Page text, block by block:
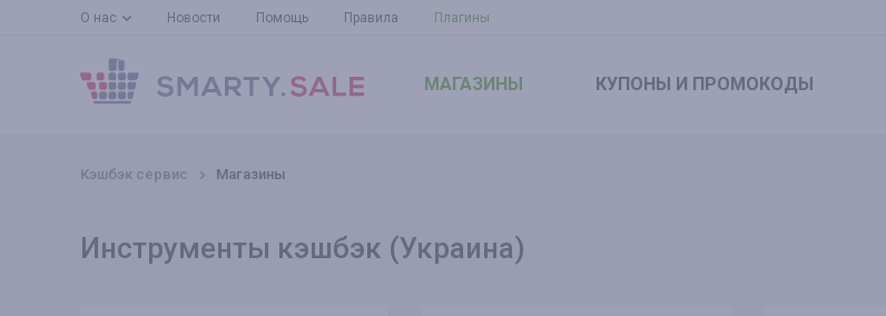
О нас Новости Помощь Правила Плагины
МАГАЗИНЫ КУПОНЫ И ПРОМОКОДЫ
Кэшбэк сервис Магазины
Инструменты кэшбэк (Украина)